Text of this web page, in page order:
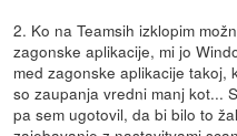
2. Ko na Teamsih izklopim
zagonske aplikacije, mi jo
med zagonske aplikacije takoj,
so zaupanja vredni manj kot...
pa sem ugotovil, da bi bilo to